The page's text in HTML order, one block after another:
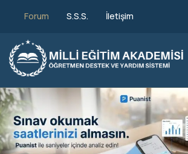
Forum S.S.S. İletişim